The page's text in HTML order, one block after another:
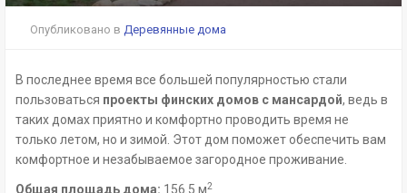
Опубликовано в Деревянные дома
В последнее время все большей популярностью стали
пользоваться проекты финских домов с мансардой, ведь в
таких домах приятно и комфортно проводить время не
только летом, но и зимой. Этот дом поможет обеспечить вам
комфортное и незабываемое загородное проживание.
Общая площадь дома: 156.5 м2